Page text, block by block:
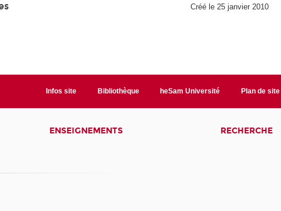
Créé le 25 janvier 2010
Infos site Bibliothèque heSam Université Plan de site
ENSEIGNEMENTS RECHERCHE